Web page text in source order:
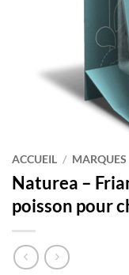
ACCUEIL / MARQUES
Naturea –
poisson pour